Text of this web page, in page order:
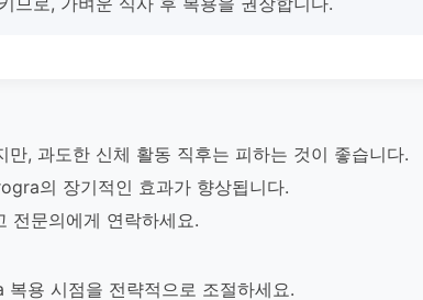
, 과도한 신체 활동 직후는 피하는 것이 좋습니다.
의 장기적인 효과가 향상됩니다.
전문의에게 연락하세요.
용 시점을 전략적으로 조절하세요.